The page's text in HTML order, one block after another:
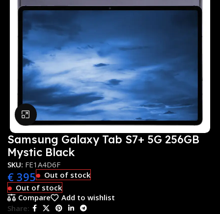
Click to enlarge
Samsung Galaxy Tab S7+ 5G 256GB
Mystic Black
SKU: FE1A4D6F
€ 395
Out of stock
Out of stock
Compare
Add to wishlist
Share: